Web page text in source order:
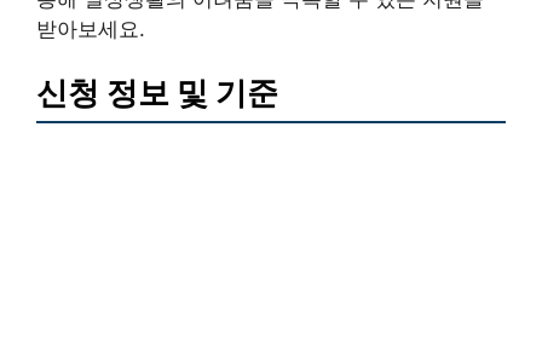
받아보세요.
신청 정보 및 기준